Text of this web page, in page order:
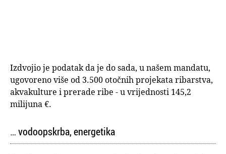
Izdvojio je podatak da je do sada, u našem mandatu,
ugovoreno više od 3.500 otočnih projekata ribarstva,
akvakulture i prerade ribe - u vrijednosti 145,2
milijuna €.
… vodoopskrba, energetika